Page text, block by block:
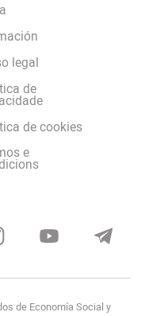
legal
de
de cookies
e
de Economía Social y